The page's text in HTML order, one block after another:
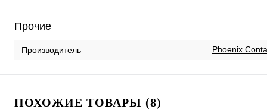
Прочие
Производитель Phoenix
ПОХОЖИЕ ТОВАРЫ (8)